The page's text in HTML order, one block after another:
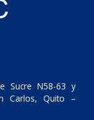
Sucre N58-63 y
Carlos, Quito –